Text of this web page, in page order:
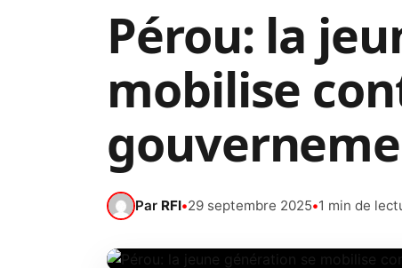
Pérou: la
mobilise
Par RFI•29 septembre 2025•1 min de